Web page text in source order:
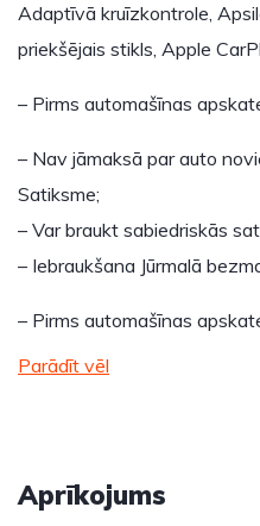
Adaptīvā kruīzkontrole,
priekšējais stikls, Apple
– Pirms automašīnas
– Nav jāmaksā par auto
Satiksme;
– Var braukt sabiedriskās
– Iebraukšana Jūrmalā
– Pirms automašīnas
Parādīt vēl
Aprīkojums